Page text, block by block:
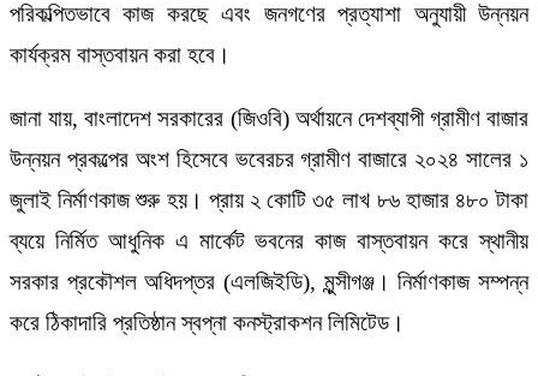
পরিকল্পিতভাবে কাজ করছে এবং জনগণের প্রত্যাশা অনুযায়ী উন্নয়ন
কার্যক্রম বাস্তবায়ন করা হবে।
জানা যায়, বাংলাদেশ সরকারের (জিওবি) অর্থায়নে দেশব্যাপী গ্রামীণ বাজার
উন্নয়ন প্রকল্পের অংশ হিসেবে ভবেরচর গ্রামীণ বাজারে ২০২৪ সালের ১
জুলাই নির্মাণকাজ শুরু হয়। প্রায় ২ কোটি ৩৫ লাখ ৮৬ হাজার ৪৮০ টাকা
ব্যয়ে নির্মিত আধুনিক এ মার্কেট ভবনের কাজ বাস্তবায়ন করে স্থানীয়
সরকার প্রকৌশল অধিদপ্তর (এলজিইডি), মুন্সীগঞ্জ। নির্মাণকাজ সম্পন্ন
করে ঠিকাদারি প্রতিষ্ঠান স্বপ্না কনস্ট্রাকশন লিমিটেড।